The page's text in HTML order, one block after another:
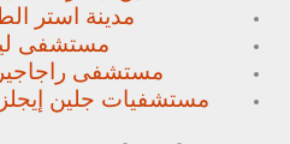
مدينة استر
مستشفى
مستشفى
مستشفيات جلين